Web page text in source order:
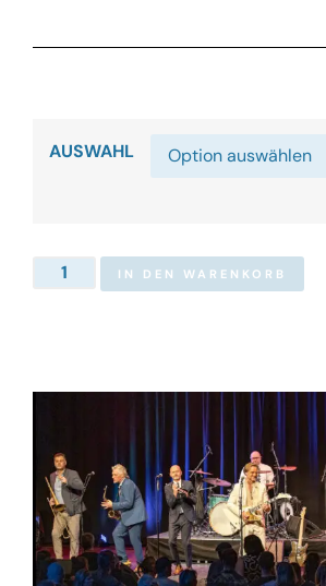
AUSWAHL
IN DEN WARENKORB